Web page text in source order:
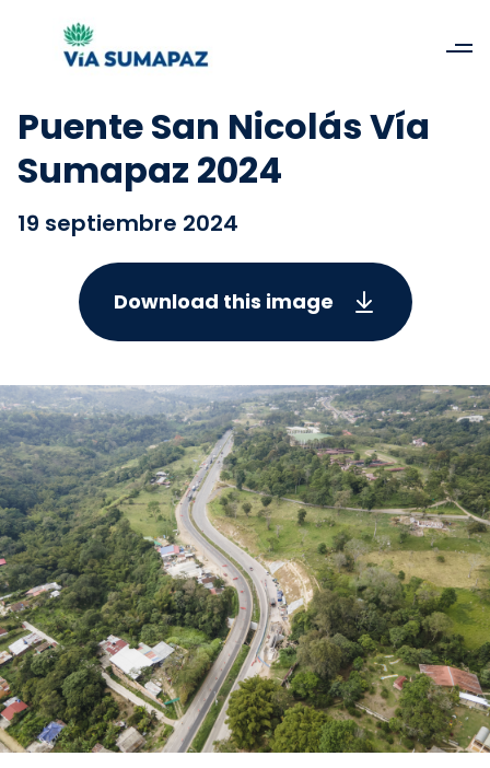
Puente San Nicolás Vía
Sumapaz 2024
19 septiembre 2024
Download this image